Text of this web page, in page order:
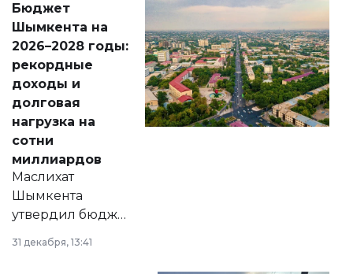
народу
Венесуэлы.
Бюджет
Шымкента на
2026–2028 годы:
рекордные
доходы и
долговая
нагрузка на
сотни
миллиардов
Маслихат
Шымкента
утвердил бюджет
города на 2026–
2028 годы.
31 декабря, 13:41